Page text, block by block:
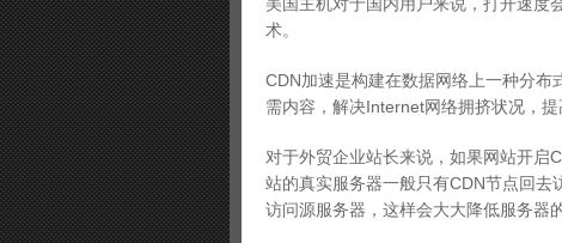
术。
CDN加速是构建在数据网络上一种分
需内容，解决Internet网络拥挤状况，提
对于外贸企业站长来说，如果网站开启
站的真实服务器一般只有CDN节点回
访问源服务器，这样会大大降低服务器